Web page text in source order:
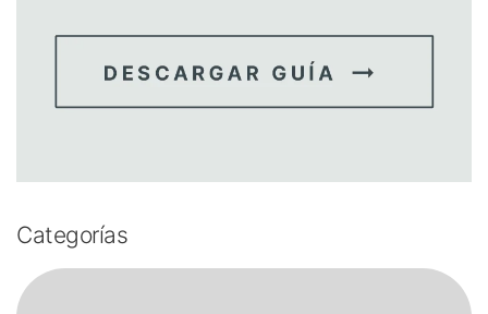
Categorías